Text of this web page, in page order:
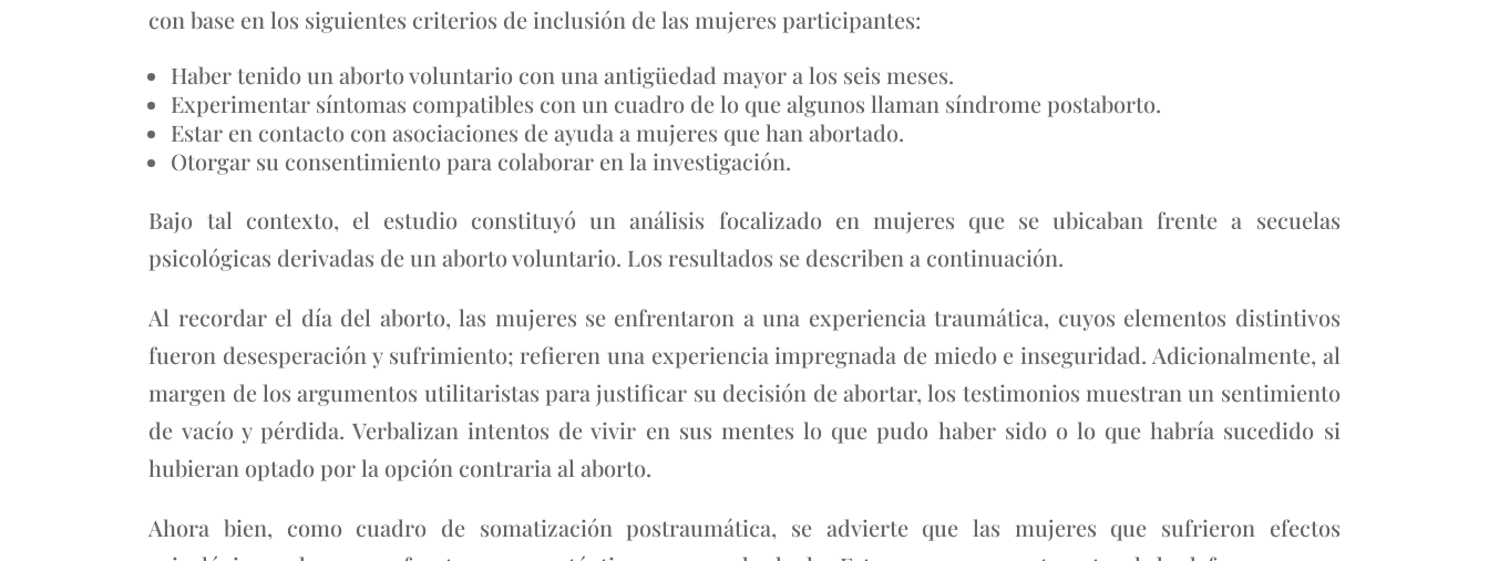
con base en los siguientes criterios de inclusión de las mujeres participantes:
Haber tenido un aborto voluntario con una antigüedad mayor a los seis meses.
Experimentar síntomas compatibles con un cuadro de lo que algunos llaman síndrome postaborto.
Estar en contacto con asociaciones de ayuda a mujeres que han abortado.
Otorgar su consentimiento para colaborar en la investigación.
Bajo tal contexto, el estudio constituyó un análisis focalizado en mujeres que se ubicaban frente a secuelas
psicológicas derivadas de un aborto voluntario. Los resultados se describen a continuación.
Al recordar el día del aborto, las mujeres se enfrentaron a una experiencia traumática, cuyos elementos distintivos
fueron desesperación y sufrimiento; refieren una experiencia impregnada de miedo e inseguridad. Adicionalmente, al
margen de los argumentos utilitaristas para justificar su decisión de abortar, los testimonios muestran un sentimiento
de vacío y pérdida. Verbalizan intentos de vivir en sus mentes lo que pudo haber sido o lo que habría sucedido si
hubieran optado por la opción contraria al aborto.
Ahora bien, como cuadro de somatización postraumática, se advierte que las mujeres que sufrieron efectos